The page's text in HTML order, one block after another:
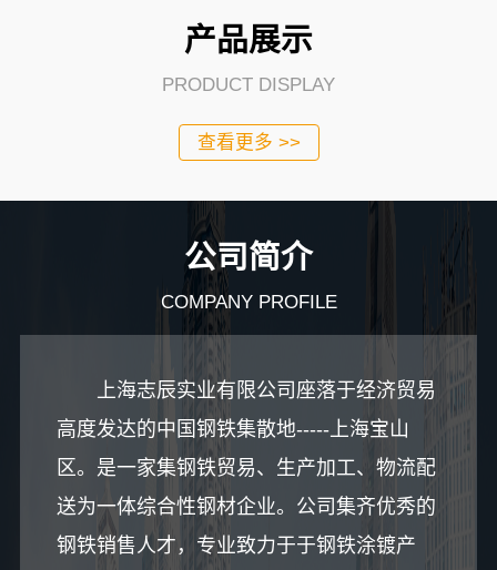
产品展示
PRODUCT DISPLAY
查看更多 >>
公司简介
COMPANY PROFILE
上海志辰实业有限公司座落于经济贸易
高度发达的中国钢铁集散地-----上海宝山
区。是一家集钢铁贸易、生产加工、物流配
送为一体综合性钢材企业。公司集齐优秀的
钢铁销售人才，专业致力于于钢铁涂镀产